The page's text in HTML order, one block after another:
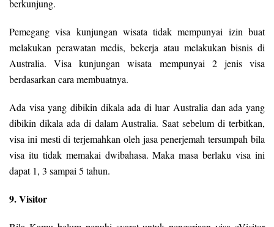
berkunjung.
Pemegang visa kunjungan wisata tidak mempunyai izin buat
melakukan perawatan medis, bekerja atau melakukan bisnis di
Australia. Visa kunjungan wisata mempunyai 2 jenis visa
berdasarkan cara membuatnya.
Ada visa yang dibikin dikala ada di luar Australia dan ada yang
dibikin dikala ada di dalam Australia. Saat sebelum di terbitkan,
visa ini mesti di terjemahkan oleh jasa penerjemah tersumpah bila
visa itu tidak memakai dwibahasa. Maka masa berlaku visa ini
dapat 1, 3 sampai 5 tahun.
9. Visitor